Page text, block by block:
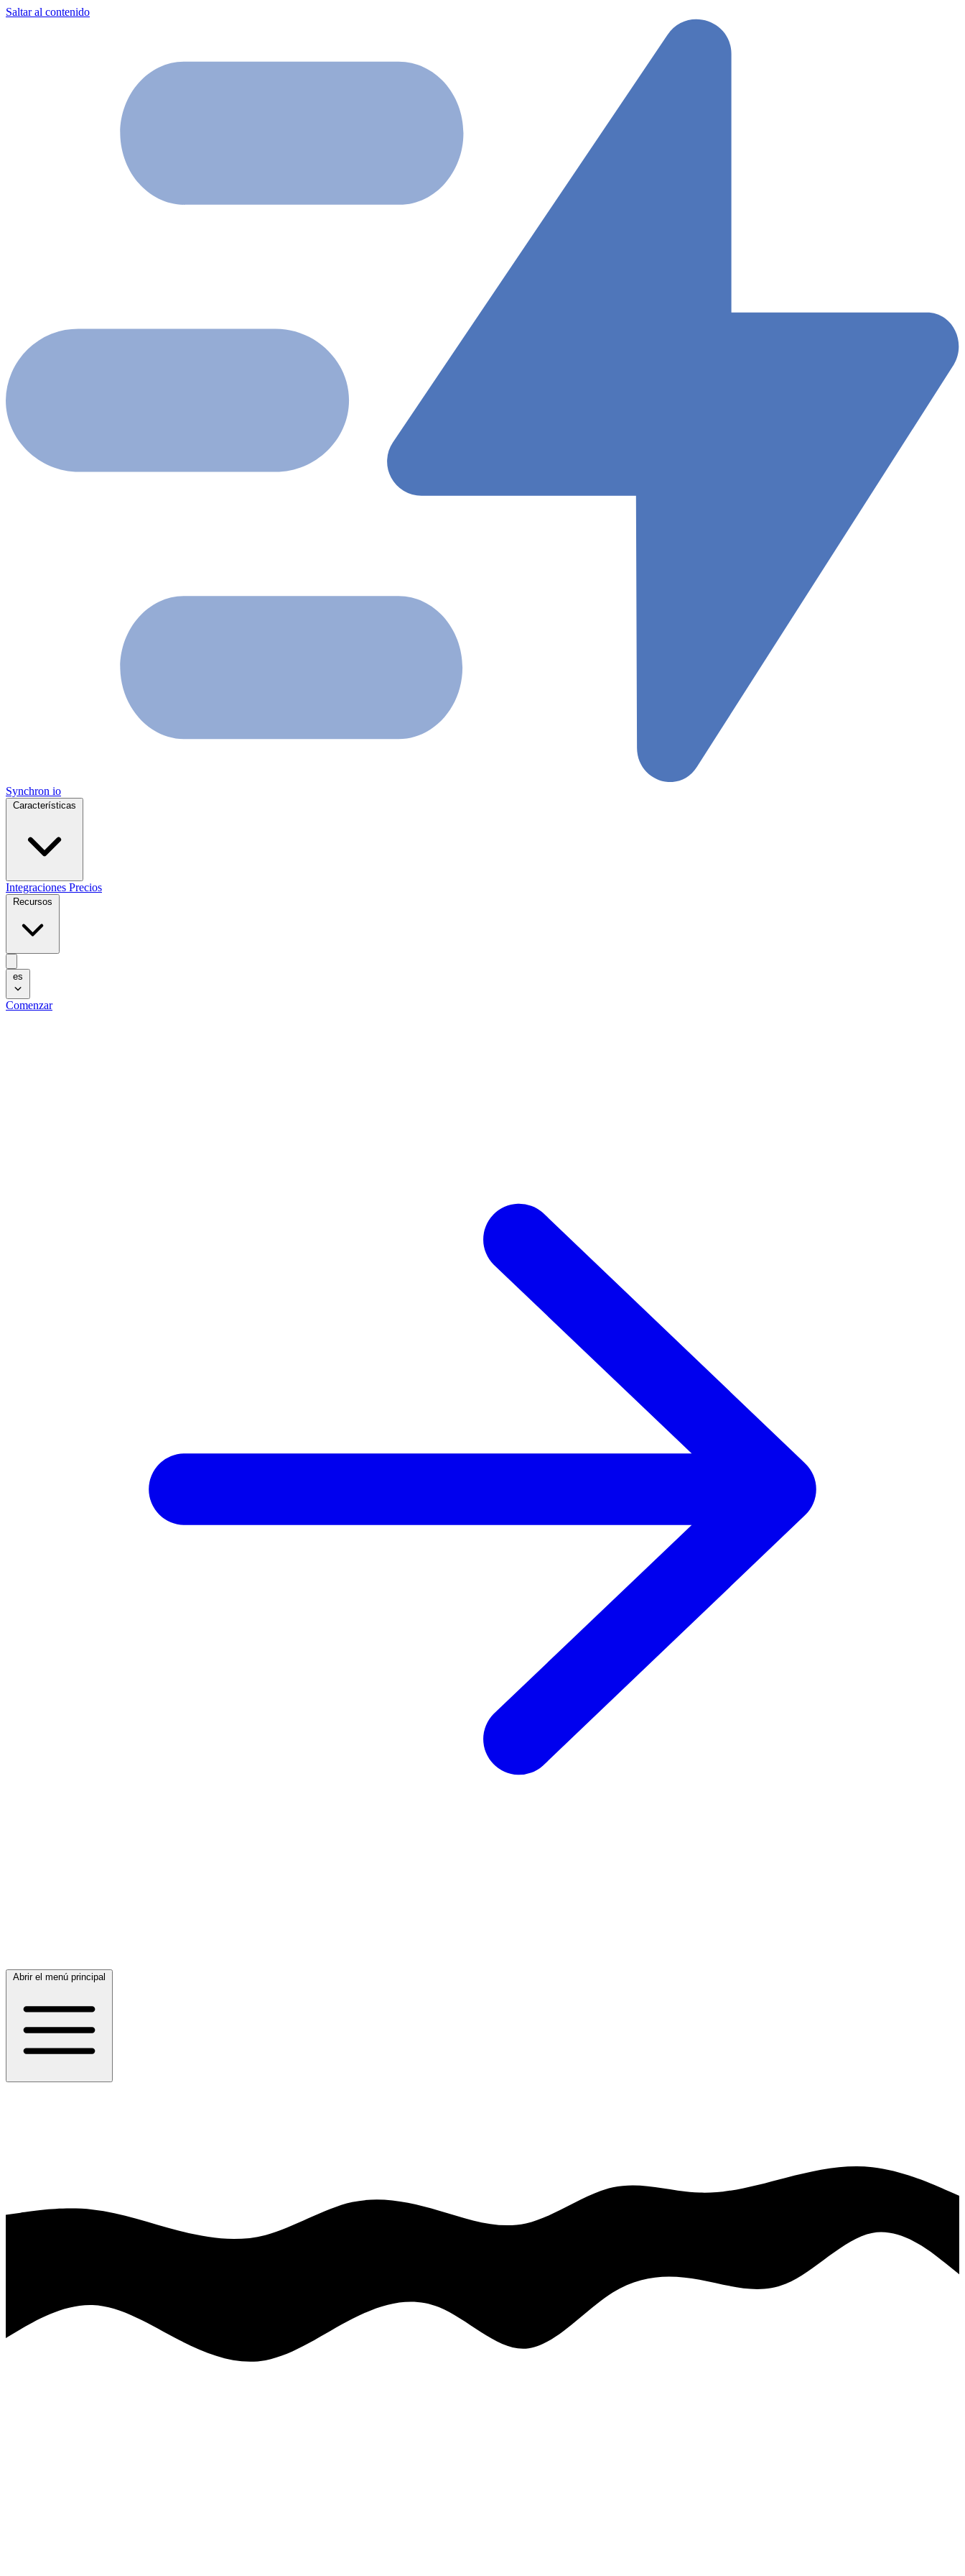
Saltar al contenido
Synchron io
Integraciones Precios
es
Comenzar
Abrir el menú principal